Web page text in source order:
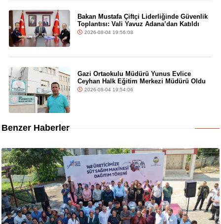
Bakan Mustafa Çiftçi Liderliğinde Güvenlik
Toplantısı: Vali Yavuz Adana’dan Katıldı
2026-08-04 19:56:08
Gazi Ortaokulu Müdürü Yunus Evlice
Ceyhan Halk Eğitim Merkezi Müdürü Oldu
2026-08-04 19:54:06
Benzer Haberler